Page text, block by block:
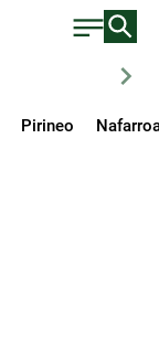
chevron_right
Pirineo